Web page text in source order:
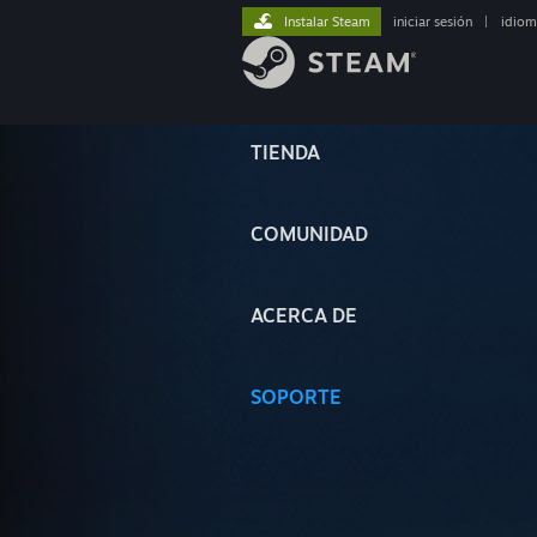
TIENDA
COMUNIDAD
ACERCA DE
SOPORTE
Instalar Steam iniciar sesión